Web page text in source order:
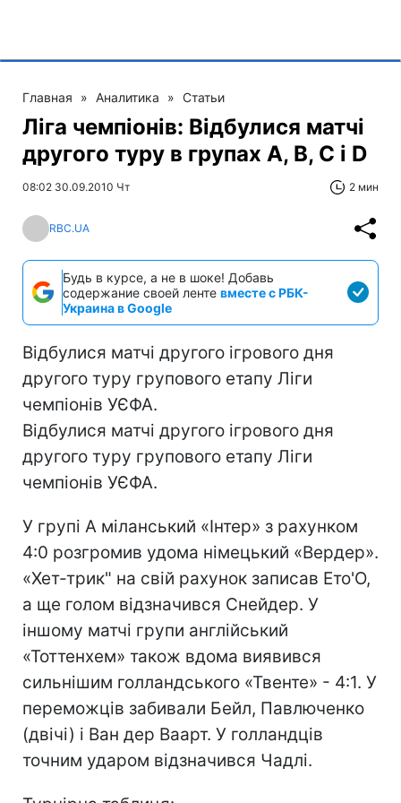
Главная » Аналитика » Статьи
Ліга чемпіонів: Відбулися матчі
другого туру в групах А, В, С і D
08:02 30.09.2010 Чт 2 мин
RBC.UA
Будь в курсе, а не в шоке! Добавь
содержание своей ленте вместе с РБК-
Украина в Google
Відбулися матчі другого ігрового дня
другого туру групового етапу Ліги
чемпіонів УЄФА.
Відбулися матчі другого ігрового дня
другого туру групового етапу Ліги
чемпіонів УЄФА.
У групі А міланський «Інтер» з рахунком
4:0 розгромив удома німецький «Вердер».
«Хет-трик" на свій рахунок записав Ето'О,
а ще голом відзначився Снейдер. У
іншому матчі групи англійський
«Тоттенхем» також вдома виявився
сильнішим голландського «Твенте» - 4:1. У
переможців забивали Бейл, Павлюченко
(двічі) і Ван дер Ваарт. У голландців
точним ударом відзначився Чадлі.